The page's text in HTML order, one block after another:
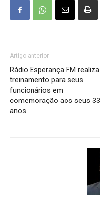
Artigo anterior
Rádio Esperança FM realiza
treinamento para seus
funcionários em
comemoração aos seus 33
anos